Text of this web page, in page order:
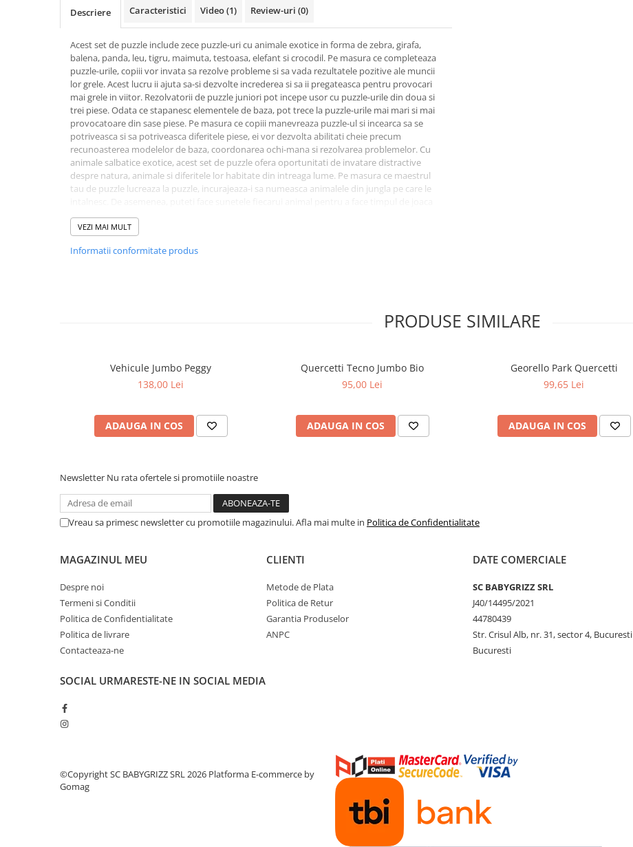
Descriere Caracteristici Video(1) Review-uri (0)
Acest set de puzzle include zece puzzle-uri cu animale exotice in forma de zebra, girafa,
balena, panda, leu, tigru, maimuta, testoasa, elefant si crocodil. Pe masura ce completeaza
puzzle-urile, copiii vor invata sa rezolve probleme si sa vada rezultatele pozitive ale muncii
lor grele. Acest lucru ii ajuta sa-si dezvolte increderea si sa ii pregateasca pentru provocari
mai grele in viitor. Rezolvatorii de puzzle juniori pot incepe usor cu puzzle-urile din doua si
trei piese. Odata ce stapanesc elementele de baza, pot trece la puzzle-urile mai mari si mai
provocatoare din sase piese. Pe masura ce copiii manevreaza puzzle-ul si incearca sa se
potriveasca si sa potriveasca diferitele piese, ei vor dezvolta abilitati cheie precum
recunoasterea modelelor de baza, coordonarea ochi-mana si rezolvarea problemelor. Cu
animale salbatice exotice, acest set de puzzle ofera oportunitati de invatare distractive
despre natura, animale si diferitele lor habitate din intreaga lume. Pe masura ce maestrul
tau de puzzle lucreaza la puzzle, incurajeaza-i sa numeasca animalele din jungla pe care le
mai interactiv si mai antrenant. Dimensiuni cutie: L: 36, l: 6, H: 18 cm.
VEZI MAI MULT
Informatii conformitate produs
PRODUSE SIMILARE
Vehicule Jumbo Peggy
138,00 Lei
ADAUGA IN COS
Quercetti Tecno Jumbo Bio
95,00 Lei
ADAUGA IN COS
Georello Park Quercetti
99,65 Lei
ADAUGA IN COS
Newsletter Nu rata ofertele si promotiile noastre
Vreau sa primesc newsletter cu promotiile magazinului. Afla mai multe in Politica de Confidentialitate
MAGAZINUL MEU
Despre noi
Termeni si Conditii
Politica de Confidentialitate
Politica de livrare
Contacteaza-ne
CLIENTI
Metode de Plata
Politica de Retur
Garantia Produselor
ANPC
DATE COMERCIALE
SC BABYGRIZZ SRL
J40/14495/2021
44780439
Str. Crisul Alb, nr. 31, sector 4, Bucuresti
Bucuresti
SOCIAL URMARESTE-NE IN SOCIAL MEDIA
©Copyright SC BABYGRIZZ SRL 2026 Platforma E-commerce by
Gomag